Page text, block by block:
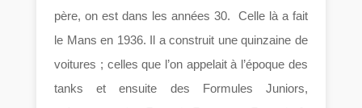
père, on est dans les années 30. Celle là a fait
le Mans en 1936. Il a construit une quinzaine de
voitures ; celles que l’on appelait à l’époque des
tanks et ensuite des Formules Juniors,